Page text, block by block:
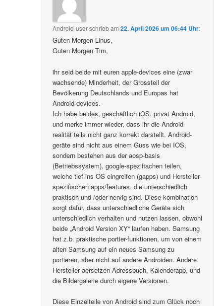
Android-userschriebam22. April 2026 um 06:44 Uhr:
Guten Morgen Linus,
Guten Morgen Tim,
ihr seid beide mit euren apple-devices eine (zwar
wachsende) Minderheit, der Grossteil der
Bevölkerung Deutschlands und Europas hat
Android-devices.
Ich habe beides, geschäftlich iOS, privat Android,
und merke immer wieder, dass ihr die Android-
realität teils nicht ganz korrekt darstellt. Android-
geräte sind nicht aus einem Guss wie bei IOS,
sondern bestehen aus der aosp-basis
(Betriebssystem), google-spezifiachen teilen,
welche tief ins OS eingreifen (gapps) und Hersteller-
spezifischen apps/features, die unterschiedlich
praktisch und /oder nervig sind. Diese kombination
sorgt dafür, dass unterschiedliche Geräte sich
unterschiedlich verhalten und nutzen lassen, obwohl
beide „Android Version XY“ laufen haben. Samsung
hat z.b. praktische portier-funktionen, um von einem
alten Samsung auf ein neues Samsung zu
portieren, aber nicht auf andere Androiden. Andere
Hersteller aersetzen Adressbuch, Kalenderapp, und
die Bildergalerie durch eigene Versionen.
Diese Einzelteile von Android sind zum Glück noch